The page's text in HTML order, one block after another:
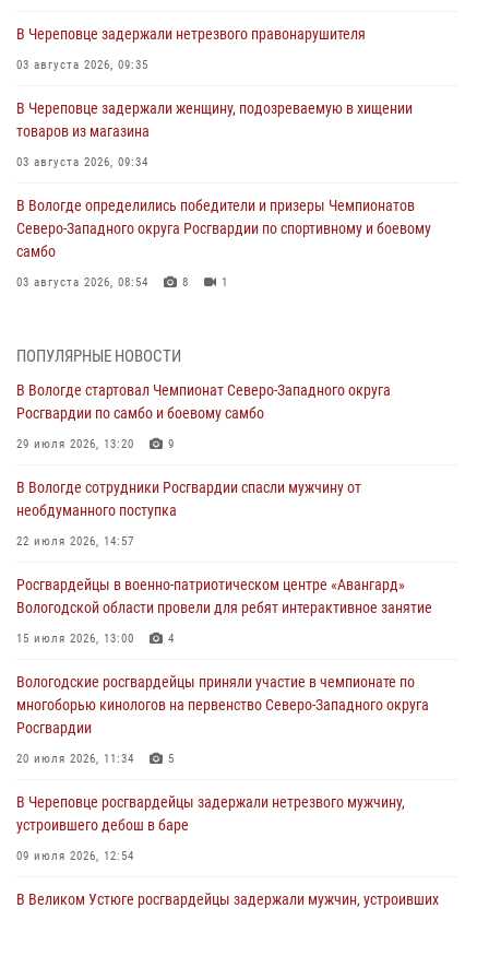
В Череповце задержали нетрезвого правонарушителя
03 августа 2026, 09:35
В Череповце задержали женщину, подозреваемую в хищении
товаров из магазина
03 августа 2026, 09:34
В Вологде определились победители и призеры Чемпионатов
Северо-Западного округа Росгвардии по спортивному и боевому
самбо
03 августа 2026, 08:54 8 1
ОХРАНЫ РОСГВАРДИИ В ВОЛОГОДСКОЙ ОБЛАСТИ ЗАДЕРЖАНО 23
02 августа 2026, 10:37
Росгвардейцы в г. Соколе задержали несовершеннолетнего
31 июля 2026, 06:43
В Вологде стартовал Чемпионат Северо-Западного округа
29 июля 2026, 13:20
В Вологде росгвардейцы задержали мужчину, подозреваемого в
29 июля 2026, 09:08
ПОПУЛЯРНЫЕ НОВОСТИ
В Вологде стартовал Чемпионат Северо-Западного округа
Росгвардии по самбо и боевому самбо
29 июля 2026, 13:20 9
В Вологде сотрудники Росгвардии спасли мужчину от
необдуманного поступка
22 июля 2026, 14:57
Росгвардейцы в военно-патриотическом центре «Авангард»
Вологодской области провели для ребят интерактивное занятие
15 июля 2026, 13:00 4
Вологодские росгвардейцы приняли участие в чемпионате по
многоборью кинологов на первенство Северо-Западного округа
Росгвардии
20 июля 2026, 11:34 5
В Череповце росгвардейцы задержали нетрезвого мужчину,
устроившего дебош в баре
09 июля 2026, 12:54
В Великом Устюге росгвардейцы задержали мужчин, устроивших